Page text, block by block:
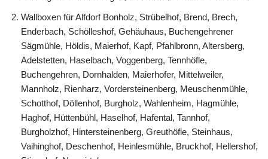
Wallboxen für Alfdorf Bonholz, Strübelhof, Brend, Brech,
Enderbach, Schölleshof, Gehäuhaus, Buchengehrener
Sägmühle, Höldis, Maierhof, Kapf, Pfahlbronn, Altersberg,
Adelstetten, Haselbach, Voggenberg, Tennhöfle,
Buchengehren, Dornhalden, Maierhofer, Mittelweiler,
Mannholz, Rienharz, Vordersteinenberg, Meuschenmühle,
Schotthof, Döllenhof, Burgholz, Wahlenheim, Hagmühle,
Haghof, Hüttenbühl, Haselhof, Hafental, Tannhof,
Burgholzhof, Hintersteinenberg, Greuthöfle, Steinhaus,
Vaihinghof, Deschenhof, Heinlesmühle, Bruckhof, Hellershof,